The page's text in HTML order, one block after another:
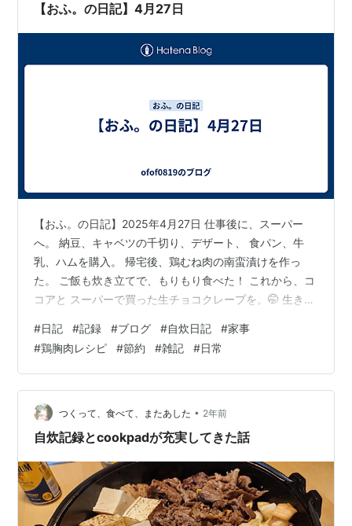
【おふ。の日記】4月27日
【おふ。の日記】2025年4月27日 仕事後に、スーパー
へ。 納豆、キャベツの千切り、デザート、 食パン、牛
乳、ハムを購入。 帰宅後、鶏むね肉の南蛮漬けを作っ
た。 ご飯も炊き立てで、もりもり食べた！ これから、コ
コアと スーパーで買った生チョコクレープを。🤭 生きて
#日記 #記録 #ブログ #自炊日記 #家事
#鶏胸肉レシピ #節約 #雑記 #日常
つくって、食べて、またあした • 2年前
自炊記録とcookpadが充実してきた話